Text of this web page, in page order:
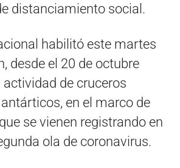
distanciamiento social.
habilitó este martes
desde el 20 de octubre
actividad de cruceros
en el marco de
se vienen registrando en
ola de coronavirus.